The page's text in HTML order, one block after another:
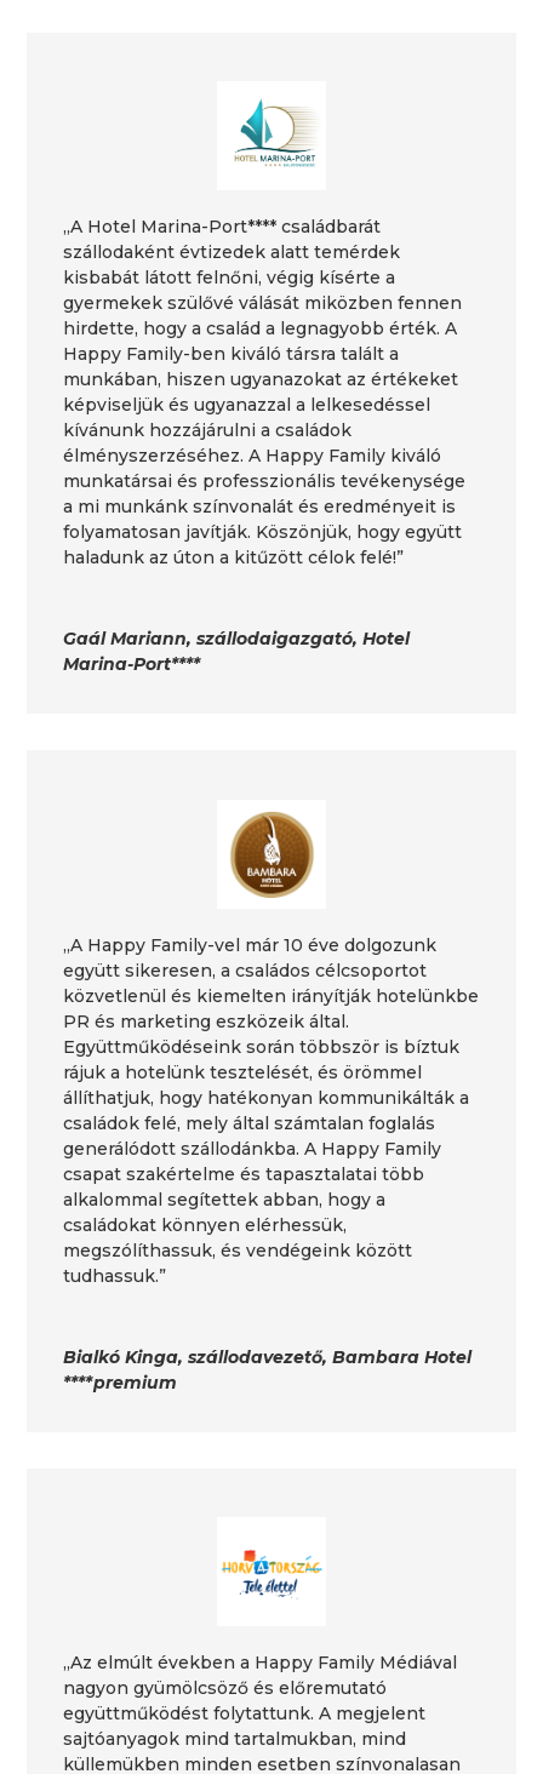
„A Hotel Marina-Port**** családbarát
szállodaként évtizedek alatt temérdek
kisbabát látott felnőni, végig kísérte a
gyermekek szülővé válását miközben fennen
hirdette, hogy a család a legnagyobb érték. A
Happy Family-ben kiváló társra talált a
munkában, hiszen ugyanazokat az értékeket
képviseljük és ugyanazzal a lelkesedéssel
kívánunk hozzájárulni a családok
élményszerzéséhez. A Happy Family kiváló
munkatársai és professzionális tevékenysége
a mi munkánk színvonalát és eredményeit is
folyamatosan javítják. Köszönjük, hogy együtt
haladunk az úton a kitűzött célok felé!”
Gaál Mariann, szállodaigazgató, Hotel
Marina-Port****
„A Happy Family-vel már 10 éve dolgozunk
együtt sikeresen, a családos célcsoportot
közvetlenül és kiemelten irányítják hotelünkbe
PR és marketing eszközeik által.
Együttműködéseink során többször is bíztuk
rájuk a hotelünk tesztelését, és örömmel
állíthatjuk, hogy hatékonyan kommunikálták a
családok felé, mely által számtalan foglalás
generálódott szállodánkba. A Happy Family
csapat szakértelme és tapasztalatai több
alkalommal segítettek abban, hogy a
családokat könnyen elérhessük,
megszólíthassuk, és vendégeink között
tudhassuk.”
Bialkó Kinga, szállodavezető, Bambara Hotel
****premium
„Az elmúlt években a Happy Family Médiával
nagyon gyümölcsöző és előremutató
együttműködést folytattunk. A megjelent
sajtóanyagok mind tartalmukban, mind
küllemükben minden esetben színvonalasan